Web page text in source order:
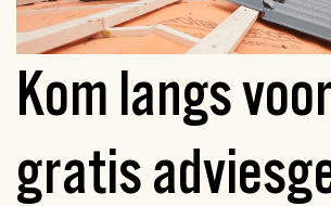
Kom langs
gratis